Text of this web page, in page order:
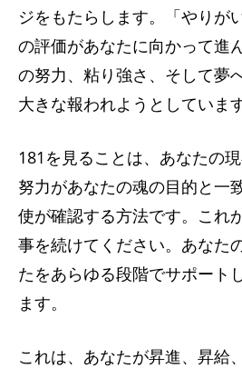
ジをもたらします。「やりが
の評価があなたに向かって進
の努力、粘り強さ、そして夢
大きな報われようとしています
181を見ることは、あなたの
努力があなたの魂の目的と一
使が確認する方法です。これ
事を続けてください。あなた
たをあらゆる段階でサポート
ます。
これは、あなたが昇進、昇給